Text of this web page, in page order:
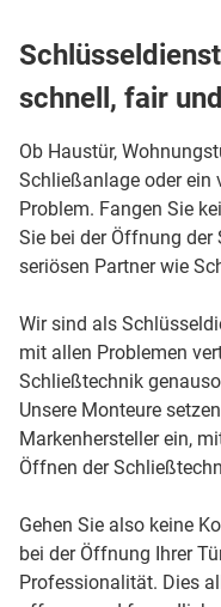
schnell, fair
Ob Haustür,
Schließanlage oder ein
Problem. Fangen Sie
Sie bei der Öffnung der
seriösen Partner wie
Wir sind als
mit allen Problemen
Schließtechnik
Unsere Monteure
Markenhersteller ein,
Öffnen der
Gehen Sie also keine
bei der Öffnung Ihrer
Professionalität. Dies